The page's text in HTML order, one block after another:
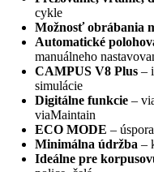
cykle
Možnosť obrábania
Automatické
manuálneho
CAMPUS V8 Plus –
simulácie
Digitálne funkcie –
viaMaintain
ECO MODE –
Minimálna údržba –
Ideálne pre